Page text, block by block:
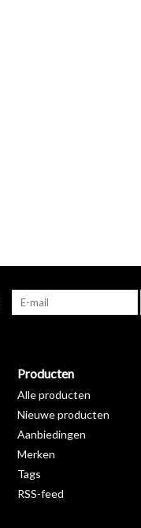
Producten
Alle producten
Nieuwe producten
Aanbiedingen
Merken
Tags
RSS-feed